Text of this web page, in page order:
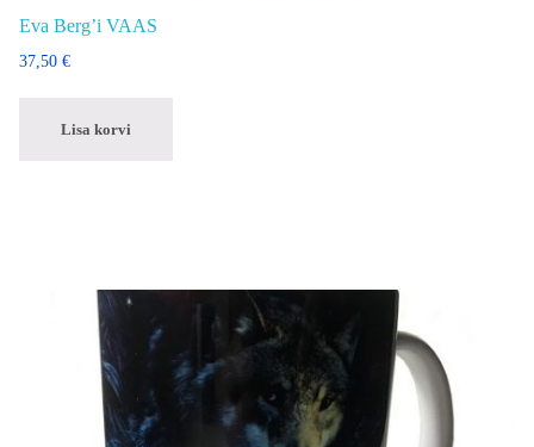
Eva Berg’i VAAS
37,50 €
Lisa korvi